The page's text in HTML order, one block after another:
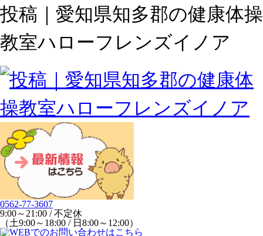
投稿｜愛知県知多郡の健康体操
教室ハローフレンズイノア
0562-77-3607
9:00～21:00 / 不定休
（土9:00～18:00 / 日8:00～12:00）